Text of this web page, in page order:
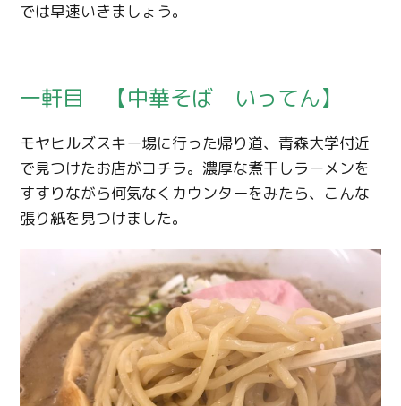
では早速いきましょう。
一軒目 【中華そば いってん】
モヤヒルズスキー場に行った帰り道、青森大学付近
で見つけたお店がコチラ。濃厚な煮干しラーメンを
すすりながら何気なくカウンターをみたら、こんな
張り紙を見つけました。